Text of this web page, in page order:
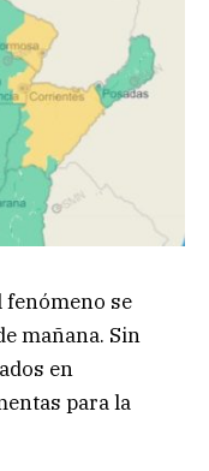
fenómeno se
mañana. Sin
en
para la